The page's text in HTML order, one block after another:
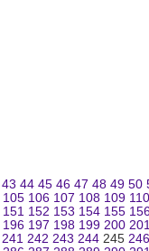
43 44 45 46 47 48 49 50
105 106 107 108 109 110
151 152 153 154 155
196 197 198 199 200
241 242 243 244 245 246